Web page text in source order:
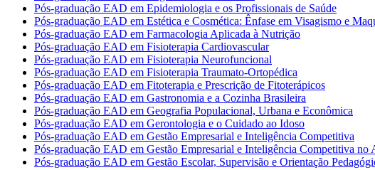
Pós-graduação EAD em Epidemiologia e os Profissionais de Saúde
Pós-graduação EAD em Estética e Cosmética: Ênfase em Visagismo e
Pós-graduação EAD em Farmacologia Aplicada à Nutrição
Pós-graduação EAD em Fisioterapia Cardiovascular
Pós-graduação EAD em Fisioterapia Neurofuncional
Pós-graduação EAD em Fisioterapia Traumato-Ortopédica
Pós-graduação EAD em Fitoterapia e Prescrição de Fitoterápicos
Pós-graduação EAD em Gastronomia e a Cozinha Brasileira
Pós-graduação EAD em Geografia Populacional, Urbana e Econômica
Pós-graduação EAD em Gerontologia e o Cuidado ao Idoso
Pós-graduação EAD em Gestão Empresarial e Inteligência Competitiva
Pós-graduação EAD em Gestão Empresarial e Inteligência Competitiva no
Pós-graduação EAD em Gestão Escolar, Supervisão e Orientação